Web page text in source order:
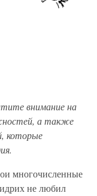
внимание на
а также
которые
многочисленные
не любил